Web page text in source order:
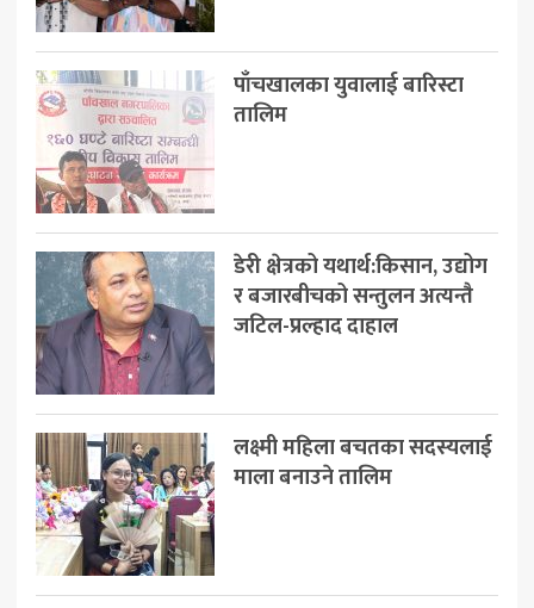
पाँचखालका युवालाई बारिस्टा
तालिम
डेरी क्षेत्रको यथार्थ:किसान, उद्योग
र बजारबीचको सन्तुलन अत्यन्तै
जटिल-प्रल्हाद दाहाल
लक्ष्मी महिला बचतका सदस्यलाई
माला बनाउने तालिम